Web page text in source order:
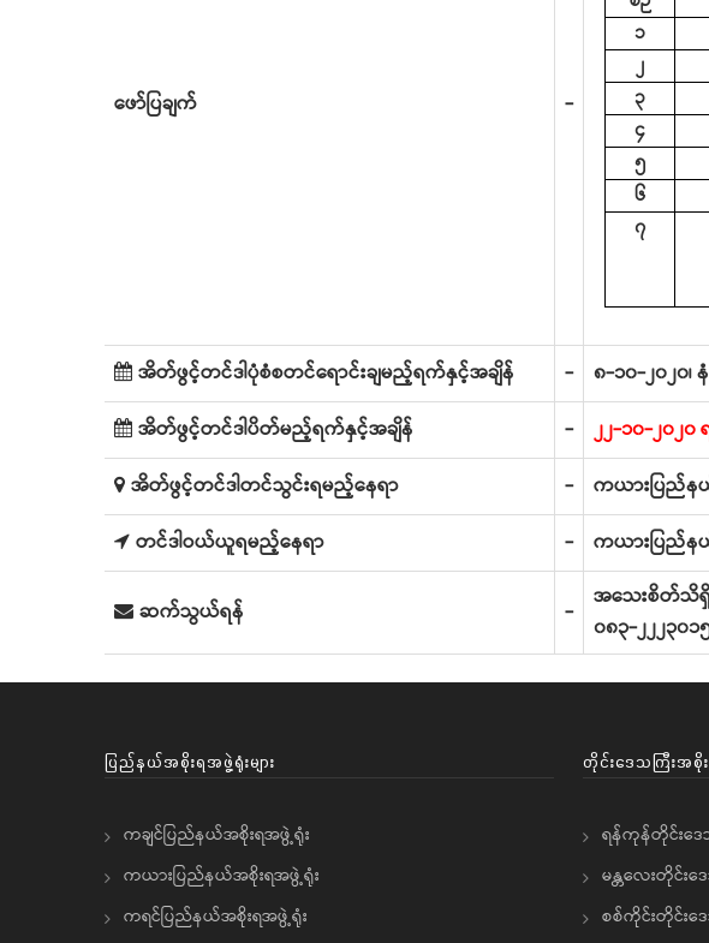
ဖော်ပြချက် -
၁
၂
၃
၄
၅
၆
၇
အိတ်ဖွင့်တင်ဒါပုံစံစတင်ရောင်းချမည့်ရက်နှင့်အချိန် -
၈-၁၀-၂၀၂၀၊
အိတ်ဖွင့်တင်ဒါပိတ်မည့်ရက်နှင့်အချိန်
-
၂၂-၁၀-၂၀၂၀
အိတ်ဖွင့်တင်ဒါတင်သွင်းရမည့်နေရာ
-
ကယားပြည်န
တင်ဒါဝယ်ယူရမည့်နေရာ
- ကယားပြည်န
ဆက်သွယ်ရန် -
အသေးစိတ်သိရှိ
၀၈၃-၂၂၂၃၀
ပြည်နယ်အစိုးရအဖွဲ့ရုံးများ
ကချင်ပြည်နယ်အစိုးရအဖွဲ့ရုံး
ကယားပြည်နယ်အစိုးရအဖွဲ့ရုံး
ကရင်ပြည်နယ်အစိုးရအဖွဲ့ရုံး
တိုင်းဒေသကြီးအစိုး
ရန်ကုန်တိုင်းဒေ
မန္တလေးတိုင်း
စစ်ကိုင်းတိုင်းဒ